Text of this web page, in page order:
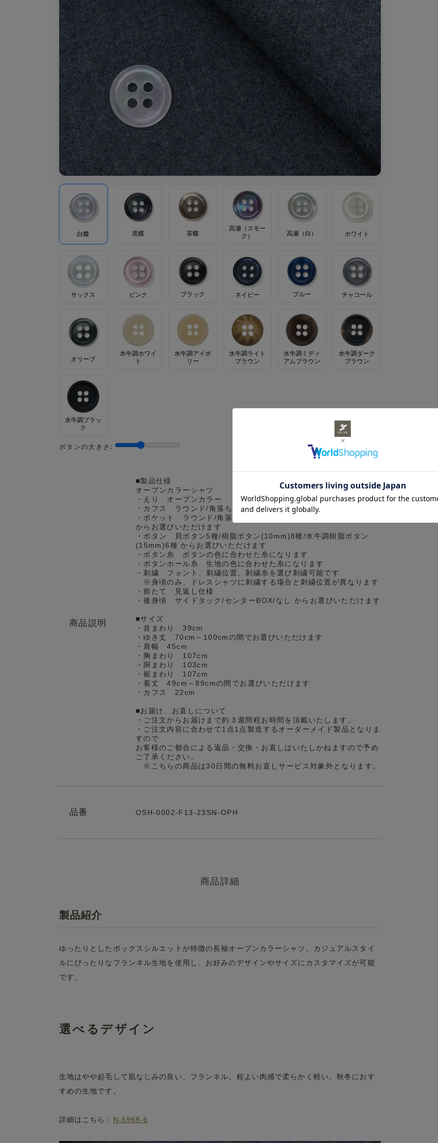
白蝶 黒蝶 茶蝶
高瀬（スモー
ク）
高瀬（白） ホワイト
サックス ピンク ブラック ネイビー ブルー チャコール
オリーブ
水牛調ホワイ
ト
水牛調アイボ
リー
水牛調ライト
ブラウン
水牛調ミディ
アムブラウン
水牛調ダーク
ブラウン
水牛調ブラッ
ク
ボタンの大きさ:
商品説明
■製品仕様
オープンカラーシャツ
・えり オープンカラー
・カフス ラウンド/角落ち/スクエア からお選びいただけます
・ポケット ラウンド/角落ち/ホームベース/パッチ＆フラップ/なし
からお選びいただけます
・ボタン 貝ボタン5種/樹脂ボタン(10mm)8種/水牛調樹脂ボタン
(15mm)6種 からお選びいただけます
・ボタン糸 ボタンの色に合わせた糸になります
・ボタンホール糸 生地の色に合わせた糸になります
・刺繍 フォント、刺繍位置、刺繍糸を選び刺繍可能です
※身頃のみ、ドレスシャツに刺繍する場合と刺繍位置が異なります
・前たて 見返し仕様
・後身頃 サイドタック/センターBOX/なし からお選びいただけます
■サイズ
・首まわり 39cm
・ゆき丈 70cm～100cmの間でお選びいただけます
・肩幅 45cm
・胸まわり 107cm
・胴まわり 103cm
・裾まわり 107cm
・着丈 49cm～89cmの間でお選びいただけます
・カフス 22cm
■お届け、お直しについて
・ご注文からお届けまで約３週間程お時間を頂戴いたします。
・ご注文内容に合わせて1点1点製造するオーダーメイド製品となりま
すので
お客様のご都合による返品・交換・お直しはいたしかねますので予め
ご了承ください。
※こちらの商品は30日間の無料お直しサービス対象外となります。
品番 OSH-0002-F13-23SN-OPH
商品詳細
製品紹介
ゆったりとしたボックスシルエットが特徴の長袖オープンカラーシャツ。カジュアルスタイ
ルにぴったりなフランネル生地を使用し、お好みのデザインやサイズにカスタマイズが可能
です。
選べるデザイン
生地はやや起毛して肌なじみの良い、フランネル。程よい肉感で柔らかく軽い、秋冬におす
すめの生地です。
詳細はこちら： N-5968-6